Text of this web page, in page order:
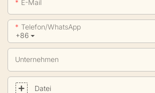
E-Mail
+86
Telefon/WhatsApp
Unternehmen
Datei